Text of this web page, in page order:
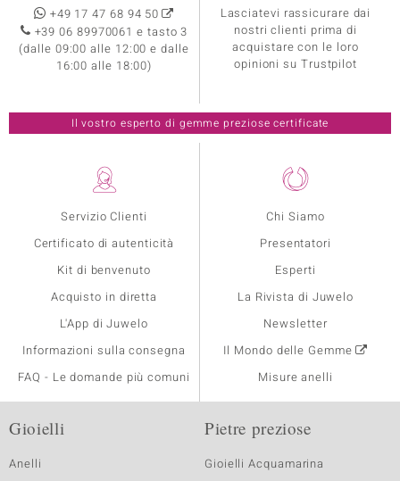
Servizio Clienti
Certificato di autenticità
Kit di benvenuto
Acquisto in diretta
L'App di Juwelo
Informazioni sulla consegna
FAQ - Le domande più comuni
Chi Siamo
Presentatori
Esperti
La Rivista di Juwelo
Newsletter
Il Mondo delle Gemme
Misure anelli
+49 17 47 68 94 50
+39 06 89970061 e tasto 3
(dalle 09:00 alle 12:00 e dalle
16:00 alle 18:00)
Lasciatevi rassicurare dai
nostri clienti prima di
acquistare con le loro
opinioni su Trustpilot
Il vostro esperto di gemme preziose certificate
Gioielli
Anelli
Pietre preziose
Gioielli Acquamarina